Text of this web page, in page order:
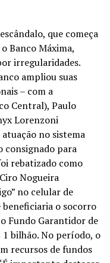
que começa
Banco Máxima,
irregularidades.
ampliou suas
– com a
Central), Paulo
Lorenzoni
no sistema
consignado para
rebatizado como
Nogueira
no celular de
o socorro
Fundo Garantidor de
1 bilhão. No período, o
recursos de fundos